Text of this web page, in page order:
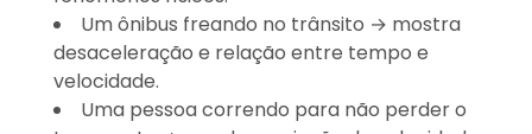
Um ônibus freando no trânsito → mostra
desaceleração e relação entre tempo e
velocidade.
Uma pessoa correndo para não perder o